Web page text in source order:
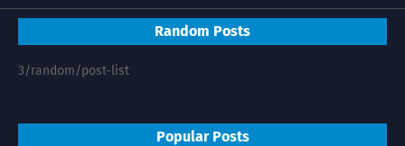
Random Posts
3/random/post-list
Popular Posts